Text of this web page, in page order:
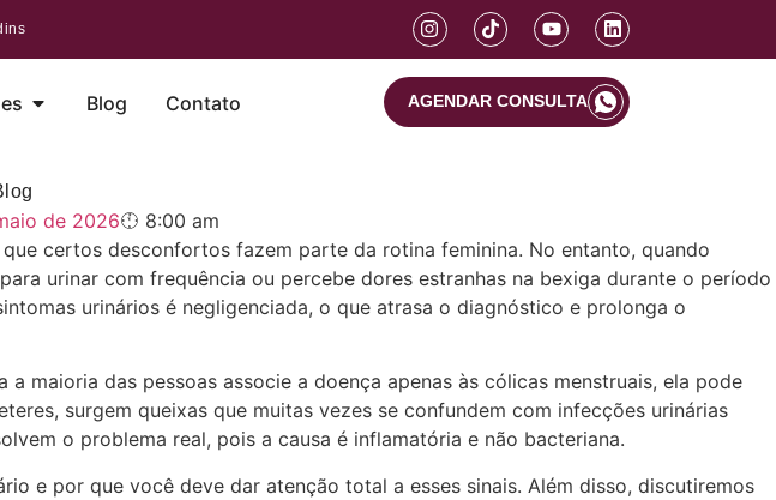
Blog Contato AGENDAR CONSULTA
de 2026
8:00 am
certos desconfortos fazem parte da rotina feminina. No entanto, quando
urinar com frequência ou percebe dores estranhas na bexiga durante o período
urinários é negligenciada, o que atrasa o diagnóstico e prolonga o
maioria das pessoas associe a doença apenas às cólicas menstruais, ela pode
surgem queixas que muitas vezes se confundem com infecções urinárias
o problema real, pois a causa é inflamatória e não bacteriana.
e por que você deve dar atenção total a esses sinais. Além disso, discutiremos